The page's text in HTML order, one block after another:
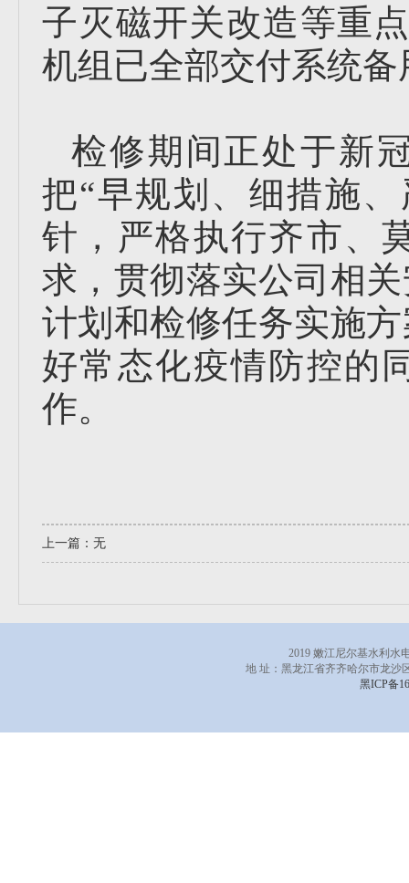
子灭磁开关改造等重
机组已全部交付系统
检修期间正处于新
把“早规划、细措施
针，严格执行齐市、
求，贯彻落实公司相
计划和检修任务实施
好常态化疫情防控的
作。
上一篇：无
2019 嫩江尼尔基水利水
地 址：黑龙江省齐齐哈尔市龙
黑ICP备